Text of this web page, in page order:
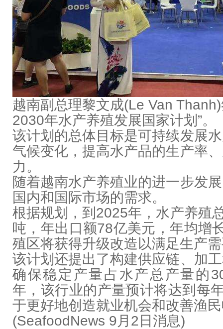
越南副总理黎文成(Le Van Thanh)
2030年水产养殖发展国家计划 ”。
该计划的总体目标是可持续发展
气候变化，提高水产品的生产率
力。
随着越南水产养殖业的进一步发
国内和国际市场的需求。
根据规划，到 2025年，水产养殖
吨，年出口额78亿美元，年均增
殖区将获得升级改造以满足生产
该计划还提出了构建供应链、加
确保稳定产量占水产总产量的
年，该行业的产量预计将达到每
于更好地创造就业机会和改善渔
(SeafoodNews 9月 2 日消息)